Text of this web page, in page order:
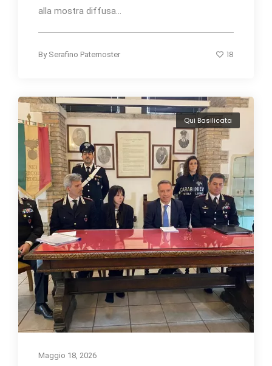
alla mostra diffusa...
By Serafino Paternoster 18
Qui Basilicata
Maggio 18, 2026